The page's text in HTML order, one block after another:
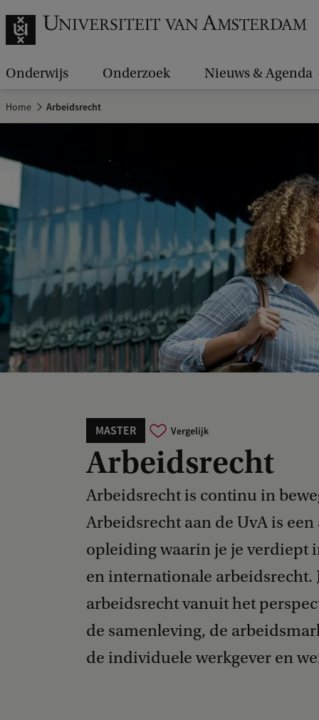
Onderwijs Onderzoek Nieuws & Agenda
Home Arbeidsrecht
MASTER Vergelijk
Arbeidsrecht
Arbeidsrecht is continu in
Arbeidsrecht aan de UvA is
opleiding waarin je je verdiept
en internationale arbeidsrecht.
arbeidsrecht vanuit het
de samenleving, de
de individuele werkgever en